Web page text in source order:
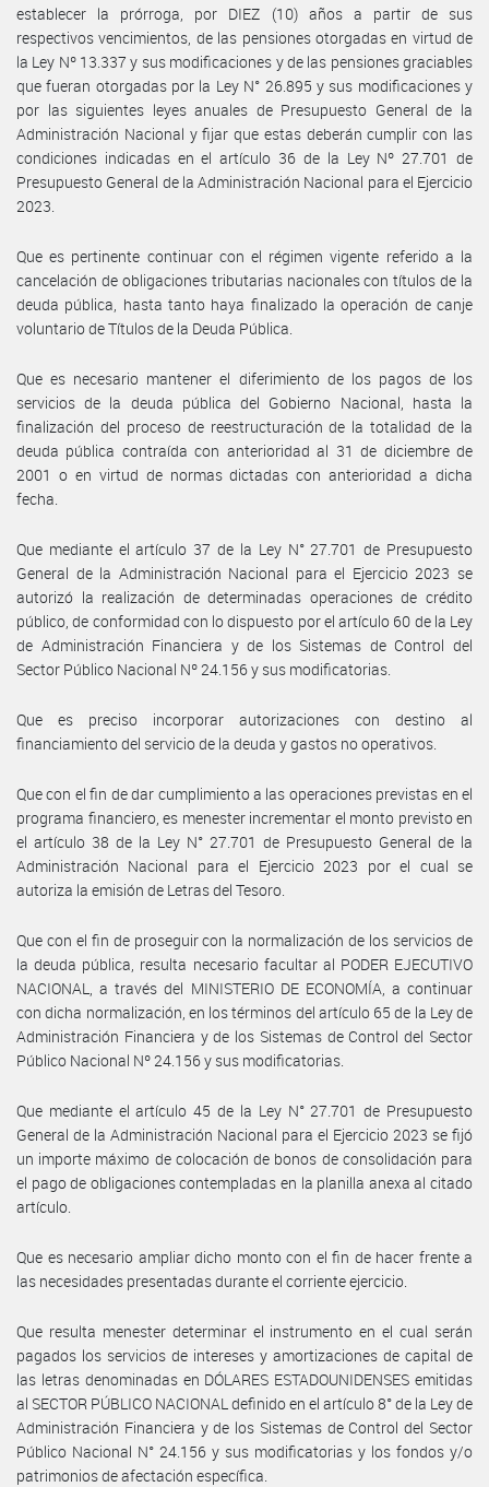
establecer la prórroga, por DIEZ (10) años a partir de sus
respectivos vencimientos, de las pensiones otorgadas en virtud de
la Ley Nº 13.337 y sus modificaciones y de las pensiones graciables
que fueran otorgadas por la Ley N° 26.895 y sus modificaciones y
por las siguientes leyes anuales de Presupuesto General de la
Administración Nacional y fijar que estas deberán cumplir con las
condiciones indicadas en el artículo 36 de la Ley Nº 27.701 de
Presupuesto General de la Administración Nacional para el Ejercicio
2023.
Que es pertinente continuar con el régimen vigente referido a la
cancelación de obligaciones tributarias nacionales con títulos de la
deuda pública, hasta tanto haya finalizado la operación de canje
voluntario de Títulos de la Deuda Pública.
Que es necesario mantener el diferimiento de los pagos de los
servicios de la deuda pública del Gobierno Nacional, hasta la
finalización del proceso de reestructuración de la totalidad de la
deuda pública contraída con anterioridad al 31 de diciembre de
2001 o en virtud de normas dictadas con anterioridad a dicha
fecha.
Que mediante el artículo 37 de la Ley N° 27.701 de Presupuesto
General de la Administración Nacional para el Ejercicio 2023 se
autorizó la realización de determinadas operaciones de crédito
público, de conformidad con lo dispuesto por el artículo 60 de la Ley
de Administración Financiera y de los Sistemas de Control del
Sector Público Nacional Nº 24.156 y sus modificatorias.
Que es preciso incorporar autorizaciones con destino al
financiamiento del servicio de la deuda y gastos no operativos.
Que con el fin de dar cumplimiento a las operaciones previstas en el
programa financiero, es menester incrementar el monto previsto en
el artículo 38 de la Ley N° 27.701 de Presupuesto General de la
Administración Nacional para el Ejercicio 2023 por el cual se
autoriza la emisión de Letras del Tesoro.
Que con el fin de proseguir con la normalización de los servicios de
la deuda pública, resulta necesario facultar al PODER EJECUTIVO
NACIONAL, a través del MINISTERIO DE ECONOMÍA, a continuar
con dicha normalización, en los términos del artículo 65 de la Ley de
Administración Financiera y de los Sistemas de Control del Sector
Público Nacional Nº 24.156 y sus modificatorias.
Que mediante el artículo 45 de la Ley N° 27.701 de Presupuesto
General de la Administración Nacional para el Ejercicio 2023 se fijó
un importe máximo de colocación de bonos de consolidación para
el pago de obligaciones contempladas en la planilla anexa al citado
artículo.
Que es necesario ampliar dicho monto con el fin de hacer frente a
las necesidades presentadas durante el corriente ejercicio.
Que resulta menester determinar el instrumento en el cual serán
pagados los servicios de intereses y amortizaciones de capital de
las letras denominadas en DÓLARES ESTADOUNIDENSES emitidas
al SECTOR PÚBLICO NACIONAL definido en el artículo 8° de la Ley de
Administración Financiera y de los Sistemas de Control del Sector
Público Nacional N° 24.156 y sus modificatorias y los fondos y/o
patrimonios de afectación específica.